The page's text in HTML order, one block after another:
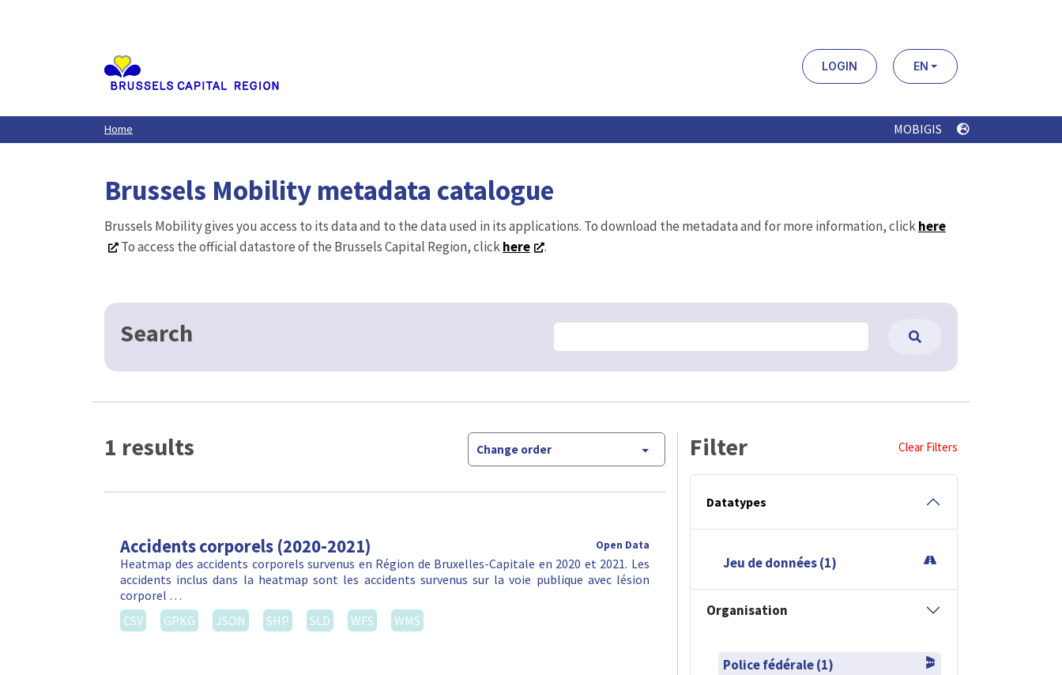
LOGIN EN
Home MOBIGIS
Brussels Mobility metadata catalogue
Brussels Mobility gives you access to its data and to the data used in its applications. To download the metadata and for more information, clickhere
To access the official datastore of the Brussels Capital Region, clickhere .
Search
1 results Change order
Accidents corporels (2020-2021) Open Data
Heatmap des accidents corporels survenus en Région de Bruxelles-Capitale en 2020 et 2021. Les
accidents inclus dans la heatmap sont les accidents survenus sur la voie publique avec lésion
corporel …
CSV
GPKG JSON SHP SLD WFS WMS
Filter Clear Filters
Datatypes
Jeu de données (1)
Organisation
Police fédérale (1)